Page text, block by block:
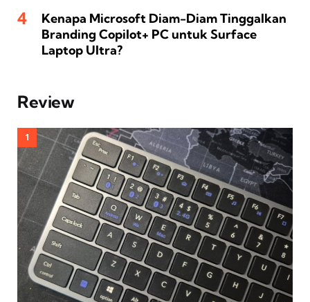
Kenapa Microsoft Diam-Diam Tinggalkan
Branding Copilot+ PC untuk Surface
Laptop Ultra?
Review